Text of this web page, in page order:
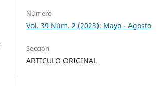
Número
Vol. 39 Núm. 2 (2023): Mayo - Agosto
Sección
ARTICULO ORIGINAL